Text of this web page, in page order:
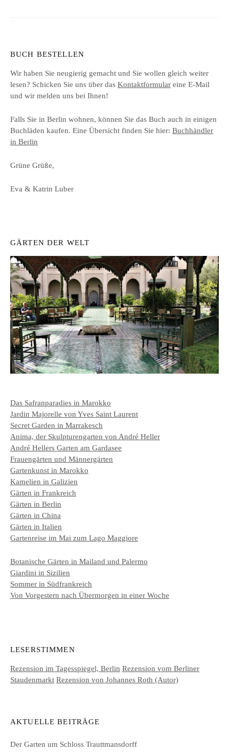
BUCH BESTELLEN
Wir haben Sie neugierig gemacht und Sie wollen gleich weiter
lesen? Schicken Sie uns über das Kontaktformular eine E-Mail
und wir melden uns bei Ihnen!
Falls Sie in Berlin wohnen, können Sie das Buch auch in einigen
Buchläden kaufen. Eine Übersicht finden Sie hier: Buchhändler
in Berlin
Grüne Grüße,
Eva & Katrin Luber
GÄRTEN DER WELT
Das Safranparadies in Marokko
Jardin Majorelle von Yves Saint Laurent
Secret Garden in Marrakesch
Anima, der Skulpturengarten von André Heller
André Hellers Garten am Gardasee
Frauengärten und Männergärten
Gartenkunst in Marokko
Kamelien in Galizien
Gärten in Frankreich
Gärten in Berlin
Gärten in China
Gärten in Italien
Gartenreise im Mai zum Lago Maggiore
Botanische Gärten in Mailand und Palermo
Giardini in Sizilien
Sommer in Südfrankreich
Von Vorgestern nach Übermorgen in einer Woche
LESERSTIMMEN
Rezension im Tagesspiegel, Berlin Rezension vom Berliner
Staudenmarkt Rezension von Johannes Roth (Autor)
AKTUELLE BEITRÄGE
Der Garten um Schloss Trauttmansdorff